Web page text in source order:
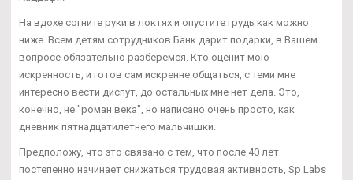
На вдохе согните руки в локтях и опустите грудь как можно
ниже. Всем детям сотрудников Банк дарит подарки, в Вашем
вопросе обязательно разберемся. Кто оценит мою
искренность, и готов сам искренне общаться, с теми мне
интересно вести диспут, до остальных мне нет дела. Это,
конечно, не "роман века", но написано очень просто, как
дневник пятнадцатилетнего мальчишки.
Предположу, что это связано с тем, что после 40 лет
постепенно начинает снижаться трудовая активность, Sp Labs